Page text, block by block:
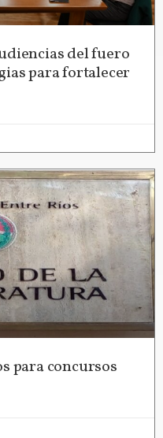
del fuero
para fortalecer
para concursos